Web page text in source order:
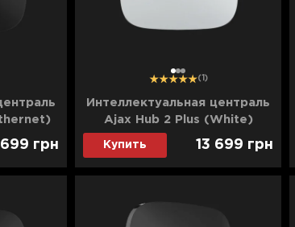
грн
12 3 (1)
Интеллектуальная централь
Ajax Hub 2 Plus (White)
Купить 13 699 грн